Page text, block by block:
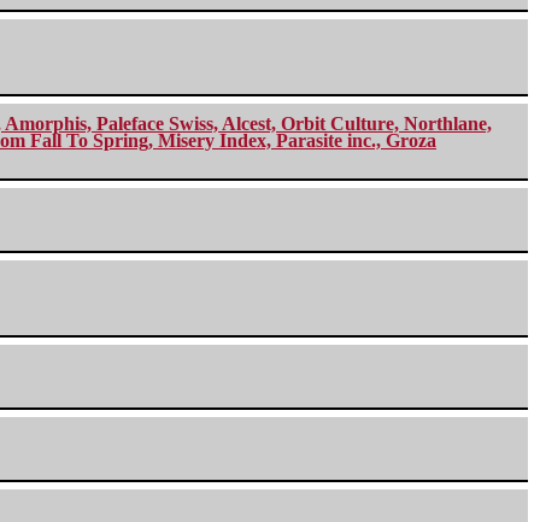
Paleface Swiss, Alcest, Orbit Culture, Northlane,
Fall To Spring, Misery Index, Parasite inc., Groza